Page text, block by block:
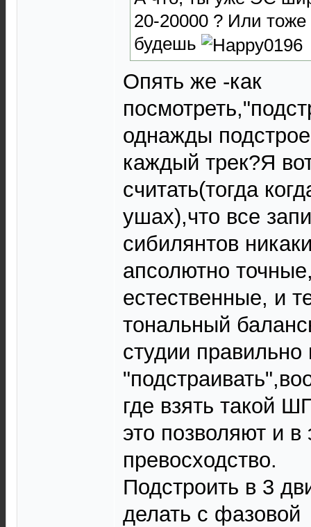
20-20000 ? Или тоже
будешь
Опять же -как
однажды
каждый трек?Я
считать(тогда
ушах),что все
сибилянтов
апсолютно
естественные, и
тональный
студии правильно
где взять такой
это позволяют и в
превосходство.
Подстроить в 3
делать с фазовой